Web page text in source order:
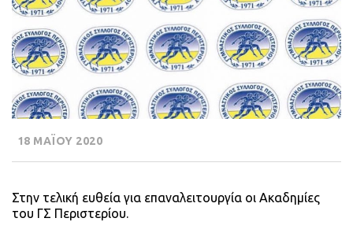
18 ΜΑΪΟΥ 2020
Στην τελική ευθεία για επαναλειτουργία οι Ακαδημίες
του ΓΣ Περιστερίου.